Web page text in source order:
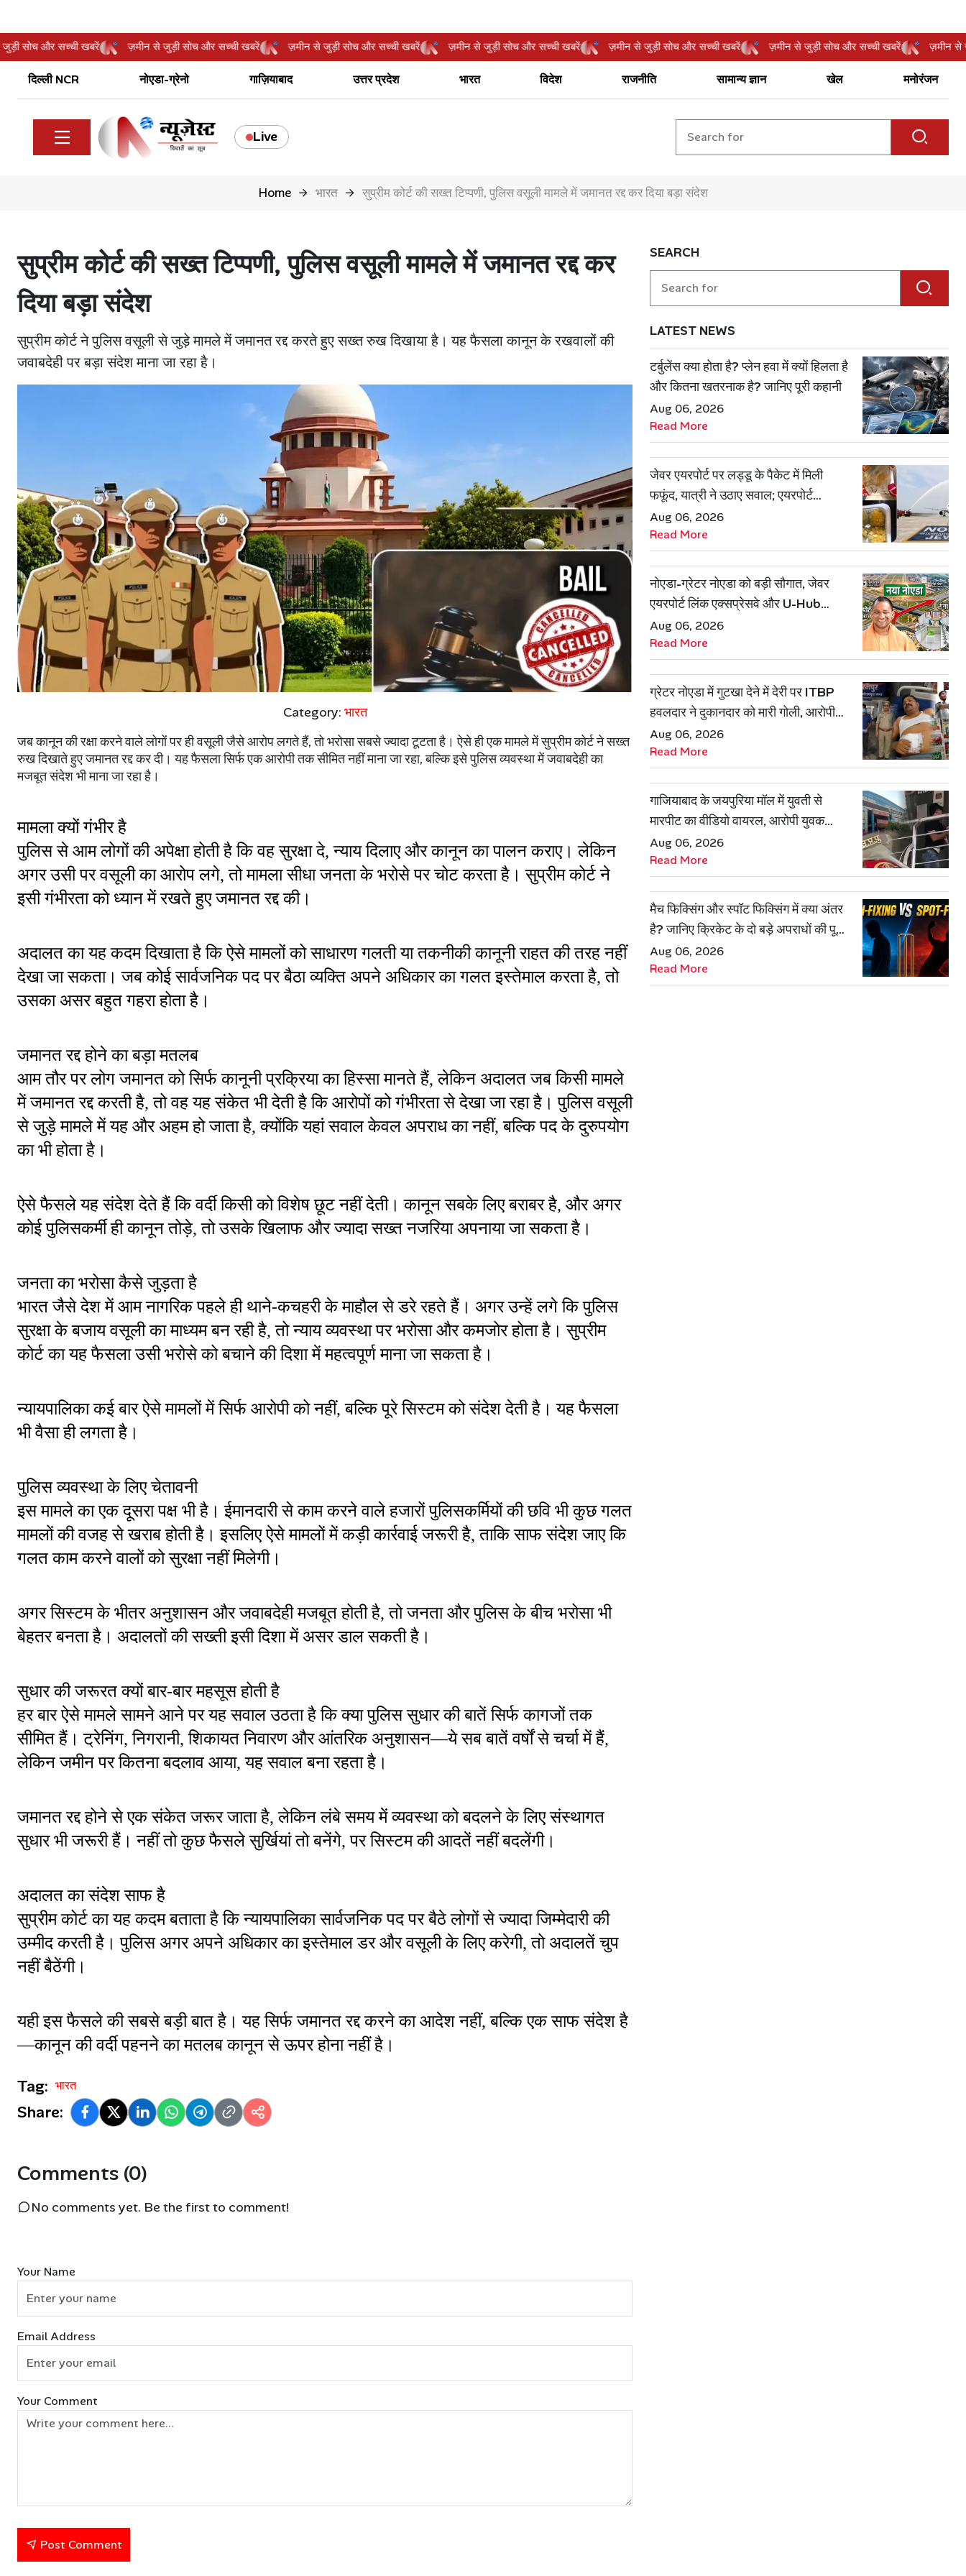
से जुड़ी सोच और सच्ची खबरें ज़मीन से जुड़ी सोच और सच्ची खबरें ज़मीन से जुड़ी सोच और सच्ची खबरें ज़मीन से जुड़ी सोच और सच्ची खबरें ज़मीन से जुड़ी सोच और सच्ची खबरें ज़मीन से जुड़ी सोच और सच्ची खबरें
दिल्ली NCR नोएडा-ग्रेनो गाज़ियाबाद उत्तर प्रदेश भारत विदेश राजनीति सामान्य ज्ञान खेल मनोरंजन
Live
Home भारत सुप्रीम कोर्ट की सख्त टिप्पणी, पुलिस वसूली मामले में जमानत रद्द कर दिया बड़ा संदेश
सुप्रीम कोर्ट की सख्त टिप्पणी, पुलिस वसूली मामले में जमानत रद्द कर
दिया बड़ा संदेश
सुप्रीम कोर्ट ने पुलिस वसूली से जुड़े मामले में जमानत रद्द करते हुए सख्त रुख दिखाया है। यह फैसला कानून के रखवालों की
जवाबदेही पर बड़ा संदेश माना जा रहा है।
Category: भारत
जब कानून की रक्षा करने वाले लोगों पर ही वसूली जैसे आरोप लगते हैं, तो भरोसा सबसे ज्यादा टूटता है। ऐसे ही एक मामले में सुप्रीम कोर्ट ने सख्त
रुख दिखाते हुए जमानत रद्द कर दी। यह फैसला सिर्फ एक आरोपी तक सीमित नहीं माना जा रहा, बल्कि इसे पुलिस व्यवस्था में जवाबदेही का
मजबूत संदेश भी माना जा रहा है।
मामला क्यों गंभीर है
पुलिस से आम लोगों की अपेक्षा होती है कि वह सुरक्षा दे, न्याय दिलाए और कानून का पालन कराए। लेकिन
अगर उसी पर वसूली का आरोप लगे, तो मामला सीधा जनता के भरोसे पर चोट करता है। सुप्रीम कोर्ट ने
इसी गंभीरता को ध्यान में रखते हुए जमानत रद्द की।
अदालत का यह कदम दिखाता है कि ऐसे मामलों को साधारण गलती या तकनीकी कानूनी राहत की तरह नहीं
देखा जा सकता। जब कोई सार्वजनिक पद पर बैठा व्यक्ति अपने अधिकार का गलत इस्तेमाल करता है, तो
उसका असर बहुत गहरा होता है।
जमानत रद्द होने का बड़ा मतलब
आम तौर पर लोग जमानत को सिर्फ कानूनी प्रक्रिया का हिस्सा मानते हैं, लेकिन अदालत जब किसी मामले
में जमानत रद्द करती है, तो वह यह संकेत भी देती है कि आरोपों को गंभीरता से देखा जा रहा है। पुलिस वसूली
से जुड़े मामले में यह और अहम हो जाता है, क्योंकि यहां सवाल केवल अपराध का नहीं, बल्कि पद के दुरुपयोग
का भी होता है।
ऐसे फैसले यह संदेश देते हैं कि वर्दी किसी को विशेष छूट नहीं देती। कानून सबके लिए बराबर है, और अगर
कोई पुलिसकर्मी ही कानून तोड़े, तो उसके खिलाफ और ज्यादा सख्त नजरिया अपनाया जा सकता है।
जनता का भरोसा कैसे जुड़ता है
भारत जैसे देश में आम नागरिक पहले ही थाने-कचहरी के माहौल से डरे रहते हैं। अगर उन्हें लगे कि पुलिस
सुरक्षा के बजाय वसूली का माध्यम बन रही है, तो न्याय व्यवस्था पर भरोसा और कमजोर होता है। सुप्रीम
कोर्ट का यह फैसला उसी भरोसे को बचाने की दिशा में महत्वपूर्ण माना जा सकता है।
न्यायपालिका कई बार ऐसे मामलों में सिर्फ आरोपी को नहीं, बल्कि पूरे सिस्टम को संदेश देती है। यह फैसला
भी वैसा ही लगता है।
पुलिस व्यवस्था के लिए चेतावनी
इस मामले का एक दूसरा पक्ष भी है। ईमानदारी से काम करने वाले हजारों पुलिसकर्मियों की छवि भी कुछ गलत
मामलों की वजह से खराब होती है। इसलिए ऐसे मामलों में कड़ी कार्रवाई जरूरी है, ताकि साफ संदेश जाए कि
गलत काम करने वालों को सुरक्षा नहीं मिलेगी।
अगर सिस्टम के भीतर अनुशासन और जवाबदेही मजबूत होती है, तो जनता और पुलिस के बीच भरोसा भी
बेहतर बनता है। अदालतों की सख्ती इसी दिशा में असर डाल सकती है।
सुधार की जरूरत क्यों बार-बार महसूस होती है
हर बार ऐसे मामले सामने आने पर यह सवाल उठता है कि क्या पुलिस सुधार की बातें सिर्फ कागजों तक
सीमित हैं। ट्रेनिंग, निगरानी, शिकायत निवारण और आंतरिक अनुशासन—ये सब बातें वर्षों से चर्चा में हैं,
लेकिन जमीन पर कितना बदलाव आया, यह सवाल बना रहता है।
जमानत रद्द होने से एक संकेत जरूर जाता है, लेकिन लंबे समय में व्यवस्था को बदलने के लिए संस्थागत
सुधार भी जरूरी हैं। नहीं तो कुछ फैसले सुर्खियां तो बनेंगे, पर सिस्टम की आदतें नहीं बदलेंगी।
अदालत का संदेश साफ है
सुप्रीम कोर्ट का यह कदम बताता है कि न्यायपालिका सार्वजनिक पद पर बैठे लोगों से ज्यादा जिम्मेदारी की
उम्मीद करती है। पुलिस अगर अपने अधिकार का इस्तेमाल डर और वसूली के लिए करेगी, तो अदालतें चुप
नहीं बैठेंगी।
यही इस फैसले की सबसे बड़ी बात है। यह सिर्फ जमानत रद्द करने का आदेश नहीं, बल्कि एक साफ संदेश है
—कानून की वर्दी पहनने का मतलब कानून से ऊपर होना नहीं है।
Tag: भारत
Share:
Comments (0)
No comments yet. Be the first to comment!
Your Name
Email Address
Your Comment
Post Comment
SEARCH
LATEST NEWS
टर्बुलेंस क्या होता है? प्लेन हवा में क्यों हिलता है
और कितना खतरनाक है? जानिए पूरी कहानी
Aug 06, 2026
Read More
जेवर एयरपोर्ट पर लड्डू के पैकेट में मिली
फफूंद, यात्री ने उठाए सवाल; एयरपोर्ट
प्रबंधन ने दिया जवाब
Aug 06, 2026
Read More
नोएडा-ग्रेटर नोएडा को बड़ी सौगात, जेवर
एयरपोर्ट लिंक एक्सप्रेसवे और U-Hub
प्रोजेक्ट को मिली मंजूरी
Aug 06, 2026
Read More
ग्रेटर नोएडा में गुटखा देने में देरी पर ITBP
हवलदार ने दुकानदार को मारी गोली, आरोपी
गिरफ्तार
Aug 06, 2026
Read More
गाजियाबाद के जयपुरिया मॉल में युवती से
मारपीट का वीडियो वायरल, आरोपी युवक
हिरासत में
Aug 06, 2026
Read More
मैच फिक्सिंग और स्पॉट फिक्सिंग में क्या अंतर
है? जानिए क्रिकेट के दो बड़े अपराधों की पूरी
कहानी
Aug 06, 2026
Read More